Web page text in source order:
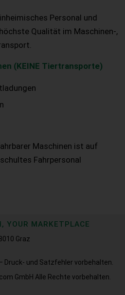
Personal und
Qualität im Maschinen-,
(KEINE Tiertransporte)
Maschinen ist auf
Fahrpersonal
YOUR MARKETPLACE
Graz
Druck- und Satzfehler vorbehalten.
GmbH Alle Rechte vorbehalten.